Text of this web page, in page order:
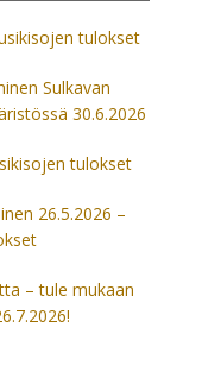
tulokset
Sulkavan
30.6.2026
tulokset
26.5.2026 –
– tule mukaan